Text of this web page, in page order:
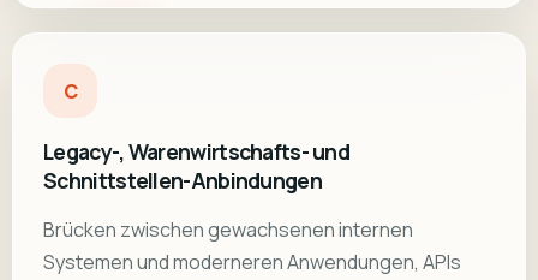
C
Legacy-, Warenwirtschafts- und
Schnittstellen-Anbindungen
Brücken zwischen gewachsenen internen
Systemen und moderneren Anwendungen, APIs